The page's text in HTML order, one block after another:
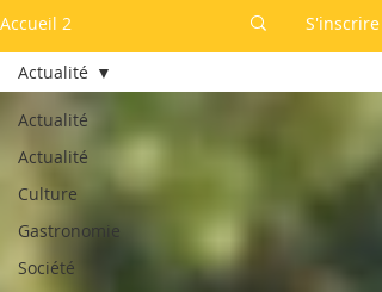
Accueil 2 S'inscrire
Actualité
Actualité
Culture
Gastronomie
Société
Actualité